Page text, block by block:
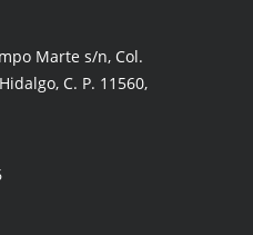
Marte s/n, Col.
C. P. 11560,